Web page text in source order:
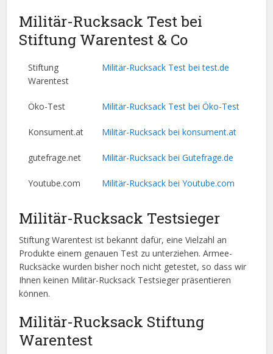
Militär-Rucksack Test bei
Stiftung Warentest & Co
Stiftung
Warentest
Militär-Rucksack Test bei test.de
Öko-Test Militär-Rucksack Test bei Öko-Test
Konsument.at Militär-Rucksack bei konsument.at
gutefrage.net Militär-Rucksack bei Gutefrage.de
Youtube.com Militär-Rucksack bei Youtube.com
Militär-Rucksack Testsieger
Stiftung Warentest ist bekannt dafür, eine Vielzahl an
Produkte einem genauen Test zu unterziehen. Armee-
Rucksäcke wurden bisher noch nicht getestet, so dass wir
Ihnen keinen Militär-Rucksack Testsieger präsentieren
können.
Militär-Rucksack Stiftung
Warentest